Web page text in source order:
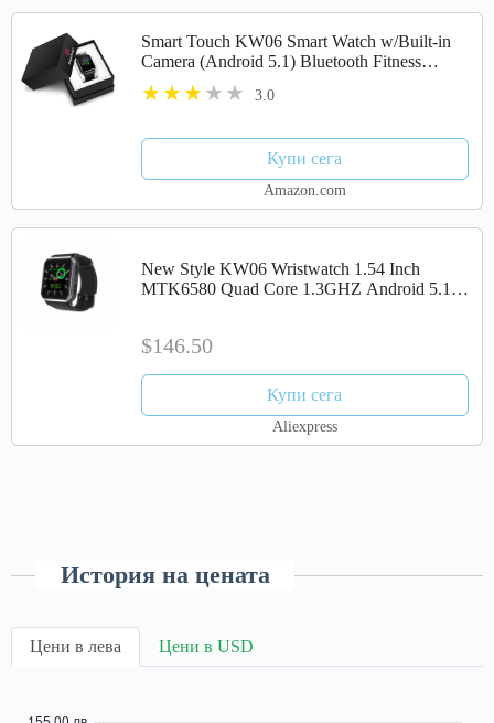
Smart Touch KW06 Smart Watch w/Built-in
Camera (Android 5.1) Bluetooth Fitness
Tracker, Heart Rate & Sleep Monitor,
Pedometer | IP68 Waterproof, LCD...
3.0
Купи сега
Amazon.com
New Style KW06 Wristwatch 1.54 Inch
MTK6580 Quad Core 1.3GHZ Android 5.1
$146.50
Купи сега
Aliexpress
История на цената
Цени в лева Цени в USD